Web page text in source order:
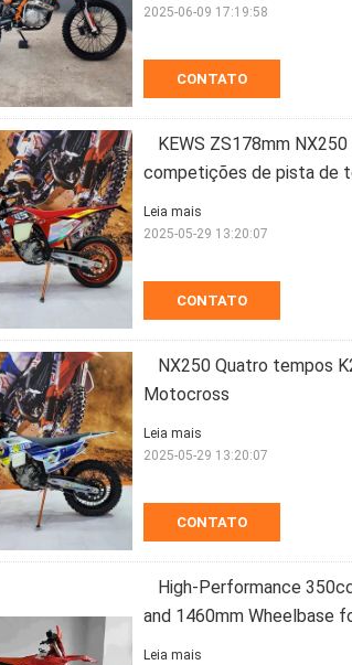
CONTATO
2025-06-09 17:19:58
KEWS ZS178mm
competições de pista de
CONTATO
Leia mais
2025-05-29 13:20:07
NX250 Quatro tempos
Motocross
CONTATO
Leia mais
2025-05-29 13:20:07
High-Performance
and 1460mm Wheelbase
Leia mais